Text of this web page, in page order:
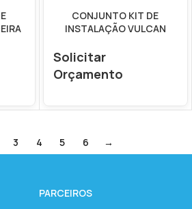
CONJUNTO KIT DE
INSTALAÇÃO VULCAN
Solicitar
Orçamento
3 4 5 6 →
PARCEIROS